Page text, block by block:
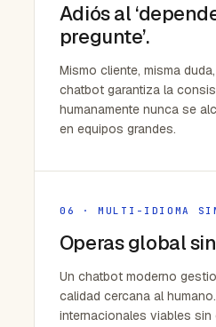
Adiós al
pregunte’.
Mismo cliente, misma
chatbot garantiza la
humanamente nunca se
en equipos grandes.
06 · MULTI-IDIOMA SIN
Operas global
Un chatbot moderno
calidad cercana al
internacionales viables